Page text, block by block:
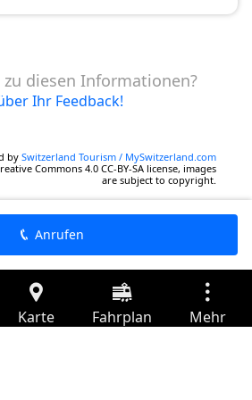
diesen Informationen?
Ihr Feedback!
by Switzerland Tourism / MySwitzerland.com
Commons 4.0 CC-BY-SA license, images
are subject to copyright.
Anrufen
Karte Fahrplan Mehr